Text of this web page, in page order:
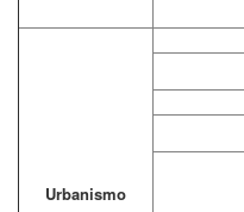
Urbanismo